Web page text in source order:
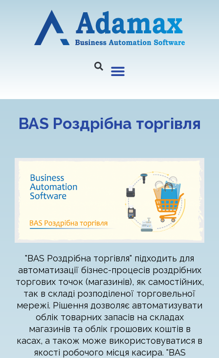
BAS Роздрібна торгівля
"BAS Роздрібна торгівля" підходить для
автоматизації бізнес-процесів роздрібних
торгових точок (магазинів), як самостійних,
так в складі розподіленої торговельної
мережі. Рішення дозволяє автоматизувати
облік товарних запасів на складах
магазинів та облік грошових коштів в
касах, а також може використовуватися в
якості робочого місця касира. "BAS